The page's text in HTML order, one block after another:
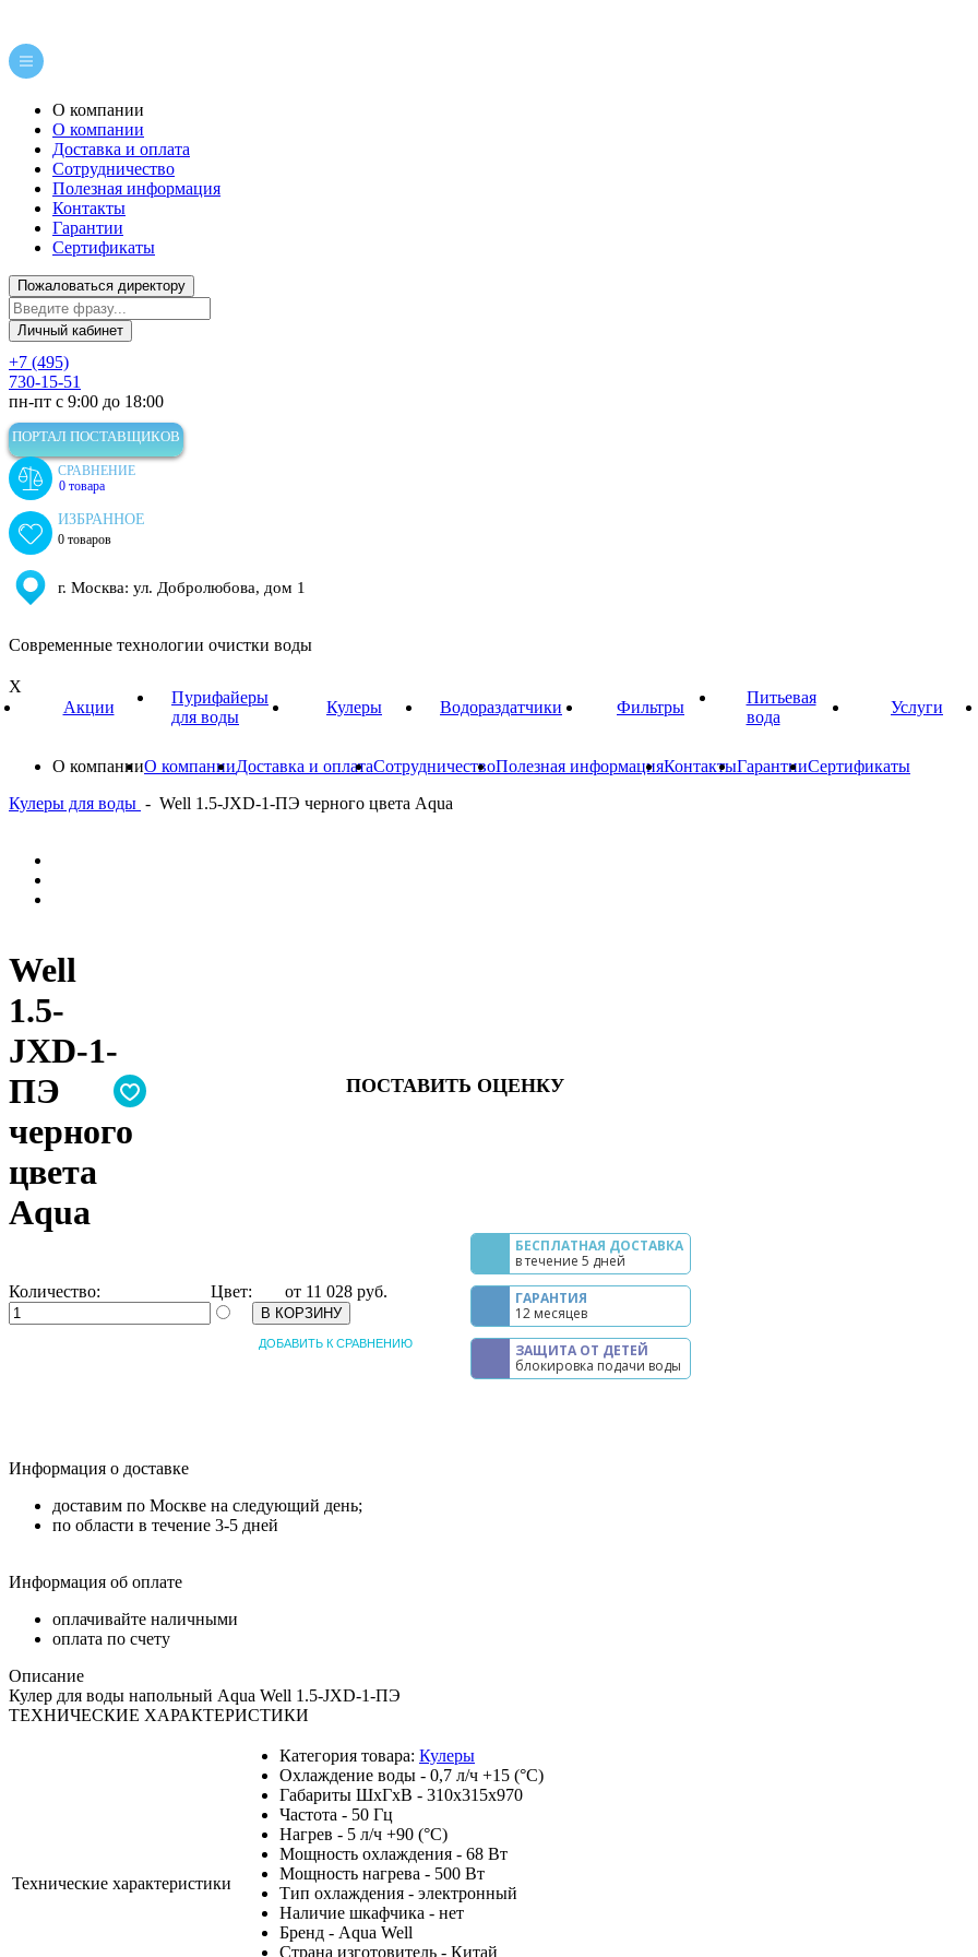
О компании
О компании
Доставка и оплата
Сотрудничество
Полезная информация
Контакты
Гарантии
Сертификаты
Пожаловаться директору
Личный кабинет
+7 (495)
730-15-51
пн-пт с 9:00 до 18:00
ПОРТАЛ ПОСТАВЩИКОВ
СРАВНЕНИЕ
0 товара
ИЗБРАННОЕ
0 товаров
г. Москва: ул. Добролюбова, дом 1
Современные технологии очистки воды
X
Акции
Пурифайеры
для воды
Кулеры Водораздатчики Фильтры
Питьевая
вода
Услуги
О компанииО компанииДоставка и оплатаСотрудничествоПолезная информацияКонтактыГарантииСертификаты
Кулеры для воды - Well 1.5-JXD-1-ПЭ черного цвета Aqua
Well
1.5-
JXD-1-
ПЭ
черного
цвета
Aqua
ПОСТАВИТЬ ОЦЕНКУ
Количество: Цвет: от 11 028 руб.
В КОРЗИНУ
ДОБАВИТЬ К СРАВНЕНИЮ
БЕСПЛАТНАЯ ДОСТАВКА
в течение 5 дней
ГАРАНТИЯ
12 месяцев
ЗАЩИТА ОТ ДЕТЕЙ
блокировка подачи воды
Информация о доставке
доставим по Москве на следующий день;
по области в течение 3-5 дней
Информация об оплате
оплачивайте наличными
оплата по счету
Описание
Кулер для воды напольный Aqua Well 1.5-JXD-1-ПЭ
ТЕХНИЧЕСКИЕ ХАРАКТЕРИСТИКИ
Технические характеристики
Категория товара: Кулеры
Охлаждение воды - 0,7 л/ч +15 (°С)
Габариты ШхГхВ - 310х315х970
Частота - 50 Гц
Нагрев - 5 л/ч +90 (°С)
Мощность охлаждения - 68 Вт
Мощность нагрева - 500 Вт
Тип охлаждения - электронный
Наличие шкафчика - нет
Бренд - Aqua Well
Страна изготовитель - Китай